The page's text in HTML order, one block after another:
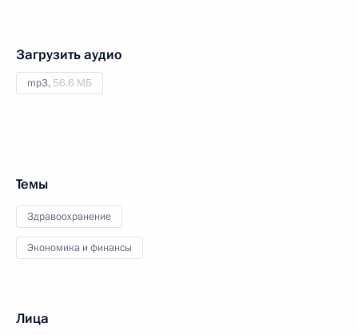
Загрузить аудио
mp3, 56.6 МБ
Темы
Здравоохранение
Экономика и финансы
Лица